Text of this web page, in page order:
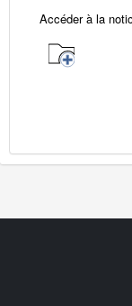
Accéder à la